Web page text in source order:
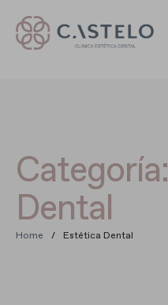
Categoría:
Dental
Home / Estética Dental